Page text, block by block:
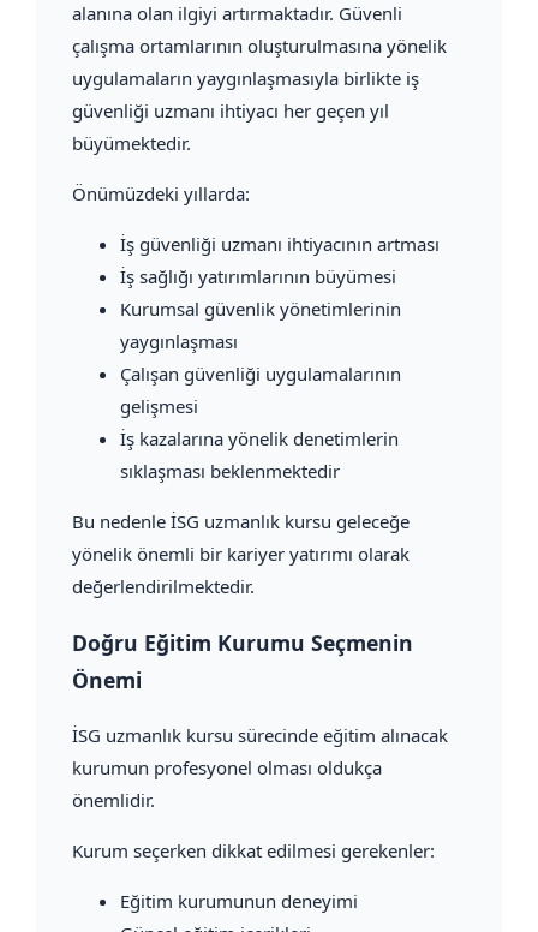
alanına olan ilgiyi artırmaktadır. Güvenli
çalışma ortamlarının oluşturulmasına yönelik
uygulamaların yaygınlaşmasıyla birlikte iş
güvenliği uzmanı ihtiyacı her geçen yıl
büyümektedir.
Önümüzdeki yıllarda:
İş güvenliği uzmanı ihtiyacının artması
İş sağlığı yatırımlarının büyümesi
Kurumsal güvenlik yönetimlerinin
yaygınlaşması
Çalışan güvenliği uygulamalarının
gelişmesi
İş kazalarına yönelik denetimlerin
sıklaşması beklenmektedir
Bu nedenle İSG uzmanlık kursu geleceğe
yönelik önemli bir kariyer yatırımı olarak
değerlendirilmektedir.
Doğru Eğitim Kurumu Seçmenin
Önemi
İSG uzmanlık kursu sürecinde eğitim alınacak
kurumun profesyonel olması oldukça
önemlidir.
Kurum seçerken dikkat edilmesi gerekenler:
Eğitim kurumunun deneyimi